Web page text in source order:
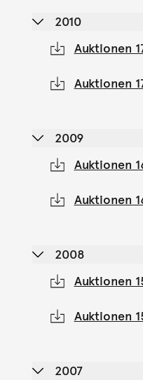
2010
Auktionen
Auktionen
2009
Auktionen
Auktionen
2008
Auktionen
Auktionen
2007